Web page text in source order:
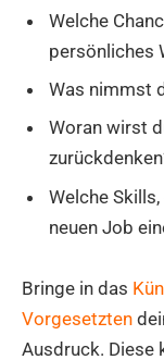
Welche
persönliches
Was nimmst
Woran wirst
Welche
neuen Job
Bringe in das
Vorgesetzten
Ausdruck. Diese